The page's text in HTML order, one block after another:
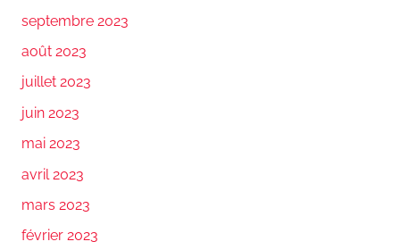
septembre 2023
août 2023
juillet 2023
juin 2023
mai 2023
avril 2023
mars 2023
février 2023